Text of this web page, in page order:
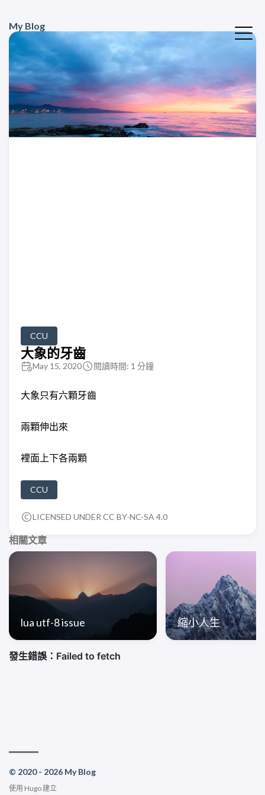
My Blog
CCU
大象的牙齒
May 15, 2020 閱讀時間: 1 分鐘
大象只有六顆牙齒
兩顆伸出來
裡面上下各兩顆
CCU
LICENSED UNDER CC BY-NC-SA 4.0
相關文章
lua utf-8 issue 縮小人生
© 2020 - 2026 My Blog
使用 Hugo建立